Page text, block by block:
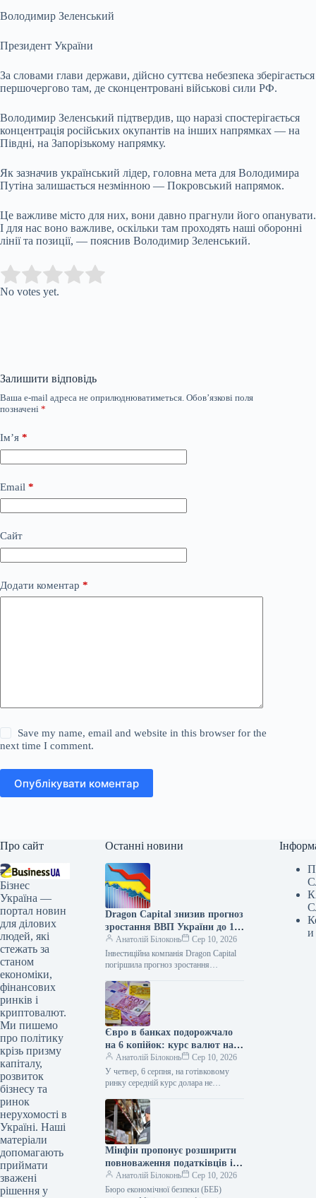
Володимир Зеленський
Президент України
За словами глави держави, дійсно суттєва небезпека зберігається
першочергово там, де сконцентровані військові сили РФ.
Володимир Зеленський підтвердив, що наразі спостерігається
концентрація російських окупантів на інших напрямках — на
Півдні, на Запорізькому напрямку.
Як зазначив український лідер, головна мета для Володимира
Путіна залишається незмінною — Покровський напрямок.
Це важливе місто для них, вони давно прагнули його опанувати.
І для нас воно важливе, оскільки там проходять наші оборонні
лінії та позиції, — пояснив Володимир Зеленський.
Rate this item:
No votes yet.
Залишити відповідь
Ваша e-mail адреса не оприлюднюватиметься. Обов’язкові поля
позначені *
Ім’я *
Email *
Сайт
Додати коментар *
Save my name, email and website in this browser for the
next time I comment.
Опублікувати коментар
Про сайт
Бізнес
Україна —
портал новин
для ділових
людей, які
стежать за
станом
економіки,
фінансових
ринків і
криптовалют.
Ми пишемо
про політику
крізь призму
капіталу,
розвиток
бізнесу та
ринок
нерухомості в
Україні. Наші
матеріали
допомагають
приймати
зважені
рішення у
Останні новини
Dragon Capital знизив прогноз
зростання ВВП України до 1%
у 2026 році
Анатолій Білоконь
Сер 10, 2026
Інвестиційна компанія Dragon Capital
погіршила прогноз зростання
раніше аналітики очікували
збільшення ВВП на 1,5%, то тепер
Євро в банках подорожчало
на 6 копійок: курс валют на 6
серпня
Анатолій Білоконь
Сер 10, 2026
У четвер, 6 серпня, на готівковому
ринку середній курс долара не
у…
Мінфін пропонує розширити
повноваження податківців і
митників під час бізнес-
перевірок
Анатолій Білоконь
Сер 10, 2026
Бюро економічної безпеки (БЕБ)
и